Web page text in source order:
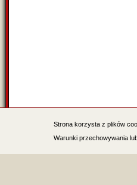
Strona korzysta z plików
Warunki przechowywania